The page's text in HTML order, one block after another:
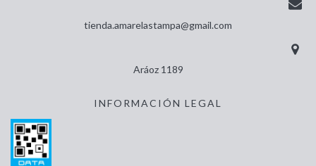
tienda.amarelastampa@gmail.com
Aráoz 1189
INFORMACIÓN LEGAL